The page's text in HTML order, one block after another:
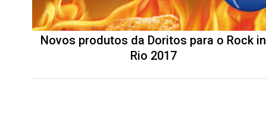
Novos produtos da Doritos para o Rock in
Rio 2017